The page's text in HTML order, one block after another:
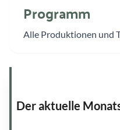
Programm
Alle Produktionen und
Der aktuelle